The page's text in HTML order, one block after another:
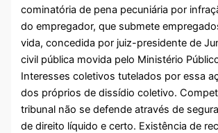
cominatória de pena pecuniária por
do empregador, que submete
vida, concedida por juiz-presidente de
civil pública movida pelo Ministério
Interesses coletivos tutelados por essa
dos próprios de dissídio coletivo.
tribunal não se defende através de
de direito líquido e certo. Existência de